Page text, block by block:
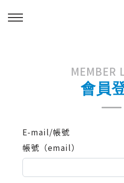
MEMBER
會員
E-mail/帳號
帳號（email）